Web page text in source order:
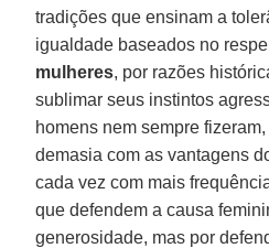
tradições que ensinam a
igualdade baseados no
mulheres, por razões
sublimar seus instintos
homens nem sempre
demasia com as vantagens
cada vez com mais
que defendem a causa
generosidade, mas por